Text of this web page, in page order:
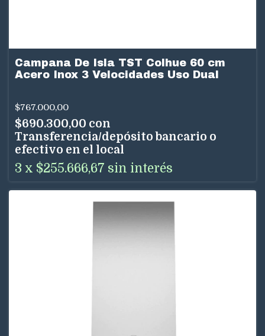
Campana De Isla TST Colhue 60 cm
Acero Inox 3 Velocidades Uso Dual
$767.000,00
$690.300,00 con
Transferencia/depósito bancario o
efectivo en el local
3 x $255.666,67 sin interés